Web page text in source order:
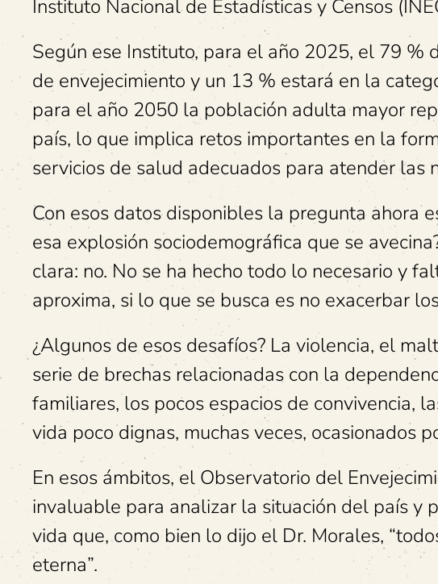
Instituto Nacional de Estadísticas y Censos
Según ese Instituto, para el año 2025, el 79 %
de envejecimiento y un 13 % estará en la
para el año 2050 la población adulta mayor
país, lo que implica retos importantes en la
servicios de salud adecuados para atender las
Con esos datos disponibles la pregunta ahora
esa explosión sociodemográfica que se
clara: no. No se ha hecho todo lo necesario y
aproxima, si lo que se busca es no exacerbar
¿Algunos de esos desafíos? La violencia, el
serie de brechas relacionadas con la
familiares, los pocos espacios de convivencia,
vida poco dignas, muchas veces, ocasionados
En esos ámbitos, el Observatorio del
invaluable para analizar la situación del país y
vida que, como bien lo dijo el Dr. Morales,
eterna”.